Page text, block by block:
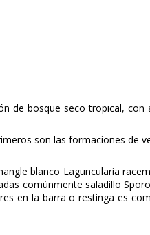
de bosque seco tropical,
son las formaciones de
blanco Laguncularia
comúnmente saladillo
en la barra o restinga es